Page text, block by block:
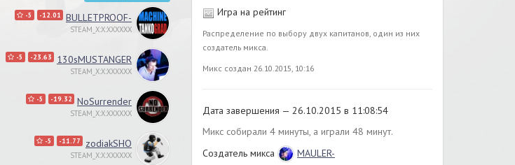
-5 -12.01 BULLETPROOF-
STEAM_X:X:XXXXXX
-5 -23.63 130sMUSTANGER
STEAM_X:X:XXXXXX
-5 -19.32 NoSurrender
STEAM_X:X:XXXXXX
-5 -11.77 zodiakSHO
STEAM_X:X:XXXXXX
Игра на рейтинг
Распределение по выбору двух капитанов, один из них
создатель микса.
Микс создан 26.10.2015, 10:16
Дата завершения — 26.10.2015 в 11:08:54
Микс собирали 4 минуты, а играли 48 минут.
Создатель микса
MAULER-